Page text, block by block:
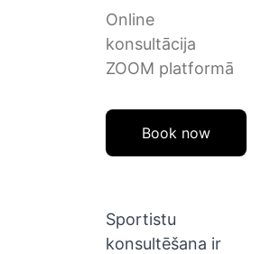
Online
konsultācija
ZOOM platformā
Book now
Sportistu
konsultēšana ir